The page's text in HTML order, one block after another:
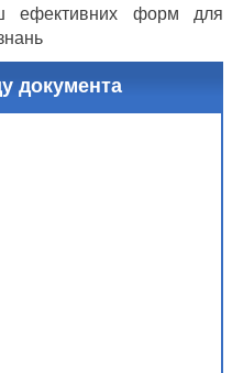
ефективних форм для
документа